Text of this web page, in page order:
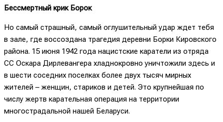
Бессмертный крик Борок
Но самый страшный, самый оглушительный удар ждет тебя
в зале, где воссоздана трагедия деревни Борки Кировского
района. 15 июня 1942 года нацистские каратели из отряда
СС Оскара Дирлевангера хладнокровно уничтожили здесь и
в шести соседних поселках более двух тысяч мирных
жителей – женщин, стариков и детей. Это крупнейшая по
числу жертв карательная операция на территории
многострадальной нашей Беларуси.